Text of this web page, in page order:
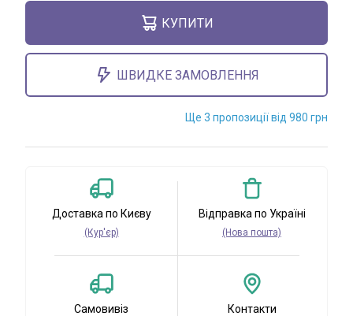
КУПИТИ
ШВИДКЕ ЗАМОВЛЕННЯ
Ще 3 пропозиції від 980 грн
Доставка по Києву
(Кур'єр)
Відправка по Україні
(Нова пошта)
Самовивіз Контакти